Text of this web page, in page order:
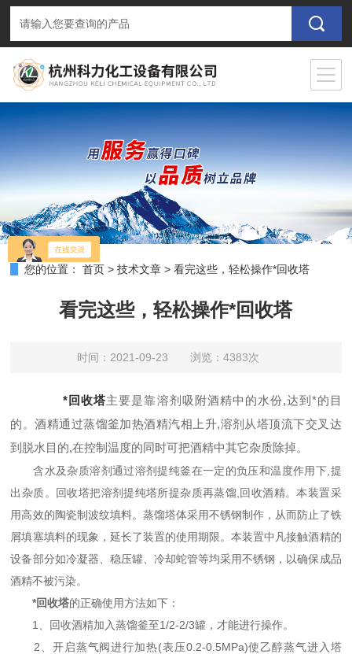
您的位置： 首页 >技术文章 >看完这些，轻松操作*回收塔
看完这些，轻松操作*回收塔
时间：2021-09-23 浏览：4383次
*回收塔主要是靠溶剂吸附酒精中的水份,达到*的目
的。酒精通过蒸馏釜加热酒精汽相上升,溶剂从塔顶流下交叉达
到脱水目的,在控制温度的同时可把酒精中其它杂质除掉。
含水及杂质溶剂通过溶剂提纯釜在一定的负压和温度作用下,提
出杂质。回收塔把溶剂提纯塔所提杂质再蒸馏,回收酒精。本装置采
用高效的陶瓷制波纹填料。蒸馏塔体采用不锈钢制作，从而防止了铁
屑填塞填料的现象，延长了装置的使用期限。本装置中凡接触酒精的
设备部分如冷凝器、稳压罐、冷却蛇管等均采用不锈钢，以确保成品
酒精不被污染。
*回收塔的正确使用方法如下：
1、回收酒精加入蒸馏釜至1/2-2/3罐，才能进行操作。
2、开启蒸气阀进行加热(表压0.2-0.5MPa)使乙醇蒸气进入塔